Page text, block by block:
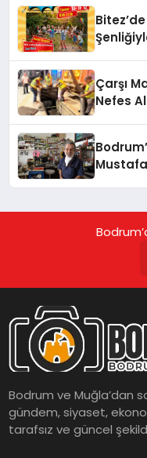
Çarşı
Nefes
Bodrum ve Muğla’dan
gündem, siyaset,
tarafsız ve güncel